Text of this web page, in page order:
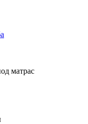
матрас